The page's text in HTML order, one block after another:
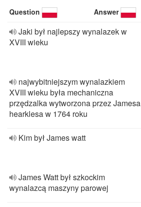
Question Answer
Jaki był najlepszy wynalazek w
XVIII wieku
najwybitniejszym wynalazkiem
XVIII wieku była mechaniczna
przędzalka wytworzona przez Jamesa
hearklesa w 1764 roku
Kim był James watt
James Watt był szkockim
wynalazcą maszyny parowej